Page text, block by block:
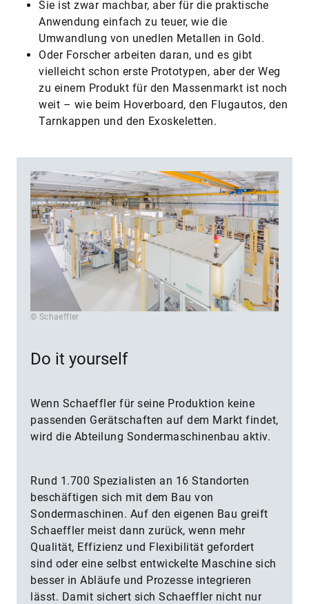
​Sie ist zwar machbar, aber für die praktische
Anwendung einfach zu teuer, wie die
Umwandlung von unedlen Metallen in Gold.
​Oder Forscher arbeiten daran, und es gibt
vielleicht schon erste Prototypen, aber der Weg
zu einem Produkt für den Massenmarkt ist noch
weit – wie beim Hoverboard, den Flugautos, den
Tarnkappen und den Exoskeletten.
© Schaeffler
Do it yourself
Wenn Schaeffler für seine Produktion keine
passenden Gerätschaften auf dem Markt findet,
wird die Abteilung Sondermaschinenbau aktiv.
Rund 1.700 Spezialisten an 16 Standorten
beschäftigen sich mit dem Bau von
Sondermaschinen. Auf den eigenen Bau greift
Schaeffler meist dann zurück, wenn mehr
Qualität, Effizienz und Flexibilität gefordert
sind oder eine selbst entwickelte Maschine sich
besser in Abläufe und Prozesse in­te­grie­ren
lässt. Damit sichert sich Schaeffler nicht nur